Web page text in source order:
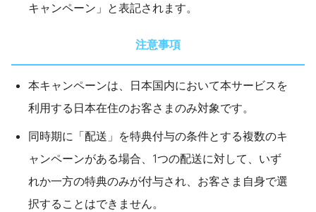
キャンペーン」と表記されます。
注意事項
本キャンペーンは、日本国内において本サービスを
利用する日本在住のお客さまのみ対象です。
同時期に「配送」を特典付与の条件とする複数のキ
ャンペーンがある場合、1つの配送に対して、いず
れか一方の特典のみが付与され、お客さま自身で選
択することはできません。